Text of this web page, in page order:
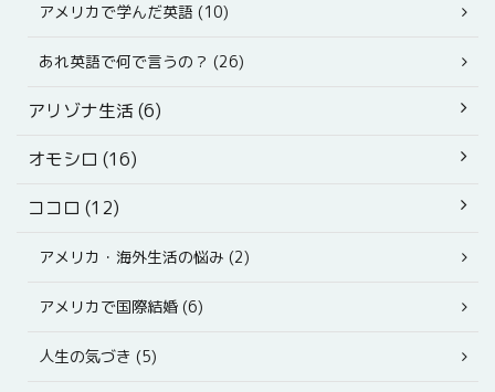
アメリカで学んだ英語 (10)
あれ英語で何で言うの？ (26)
アリゾナ生活 (6)
オモシロ (16)
ココロ (12)
アメリカ・海外生活の悩み (2)
アメリカで国際結婚 (6)
人生の気づき (5)